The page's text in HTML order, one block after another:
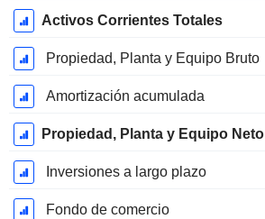
Activos Corrientes Totales
Propiedad, Planta y Equipo Bruto
Amortización acumulada
Propiedad, Planta y Equipo Neto
Inversiones a largo plazo
Fondo de comercio